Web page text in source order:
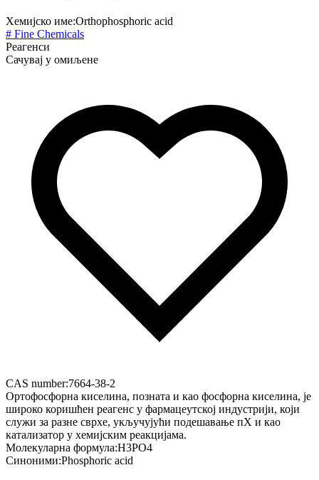
Хемијско име:Orthophosphoric acid
# Fine Chemicals
Реагенси
Сачувај у омиљене
CAS number:7664-38-2
Ортофосфорна киселина, позната и као фосфорна киселина, је
широко коришћен реагенс у фармацеутској индустрији, који
служи за разне сврхе, укључујући подешавање пХ и као
катализатор у хемијским реакцијама.
Молекуларна формула:H3PO4
Синоними:Phosphoric acid